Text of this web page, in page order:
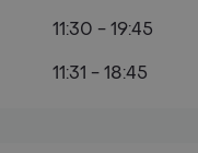
11:30 - 19:45
11:31 - 18:45